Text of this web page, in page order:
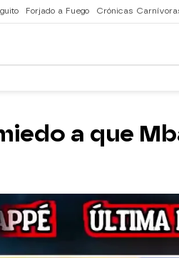
Forjado a Fuego Crónicas
a que